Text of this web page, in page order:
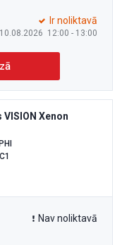
10.08.2026 12:00 - 13:00
Ir noliktavā
VISION Xenon
Nav noliktavā